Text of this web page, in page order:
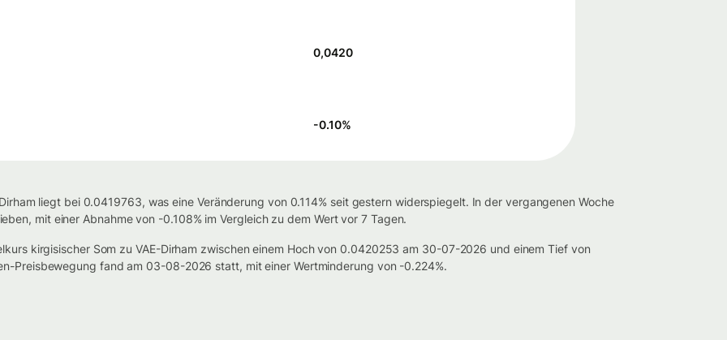
0,0420
-0.10%
liegt bei 0.0419763, was eine Veränderung von 0.114% seit gestern widerspiegelt. In der vergangenen Woche
mit einer Abnahme von -0.108% im Vergleich zu dem Wert vor 7 Tagen.
kirgisischer Som zu VAE-Dirham zwischen einem Hoch von 0.0420253 am 30-07-2026 und einem Tief von
Preisbewegung fand am 03-08-2026 statt, mit einer Wertminderung von -0.224%.